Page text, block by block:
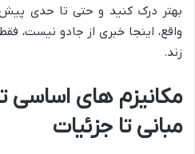
بهتر درک کنید و حتی تا حدی
واقع، اینجا خبری از جادو نیست،
زند.
مکانیزم های اساسی
مبانی تا جزئیات